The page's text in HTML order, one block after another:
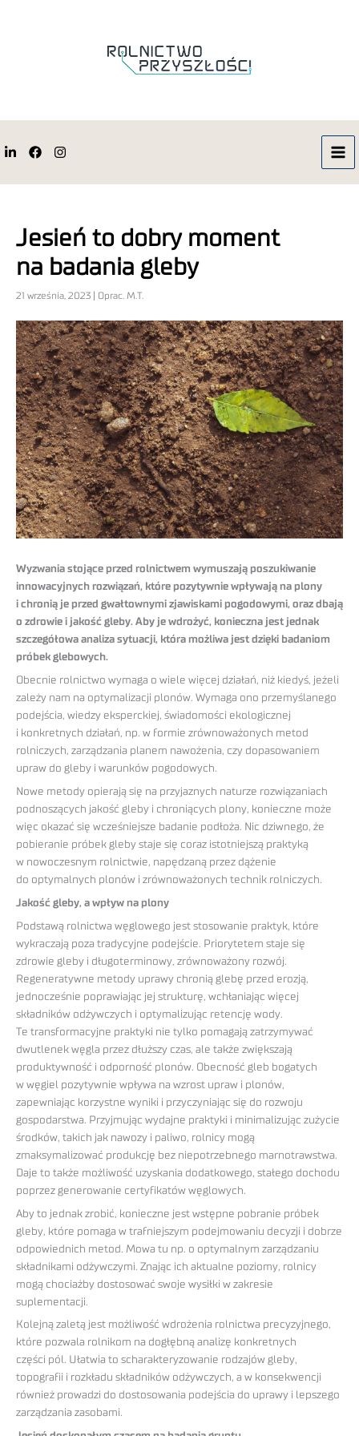
Jesień to dobry moment
na badania gleby
21 września, 2023 | Oprac. M.T.
Wyzwania stojące przed rolnictwem wymuszają poszukiwanie
innowacyjnych rozwiązań, które pozytywnie wpływają na plony
i chronią je przed gwałtownymi zjawiskami pogodowymi, oraz dbają
o zdrowie i jakość gleby. Aby je wdrożyć, konieczna jest jednak
szczegółowa analiza sytuacji, która możliwa jest dzięki badaniom
próbek glebowych.
Obecnie rolnictwo wymaga o wiele więcej działań, niż kiedyś, jeżeli
zależy nam na optymalizacji plonów. Wymaga ono przemyślanego
podejścia, wiedzy eksperckiej, świadomości ekologicznej
i konkretnych działań, np. w formie zrównoważonych metod
rolniczych, zarządzania planem nawożenia, czy dopasowaniem
upraw do gleby i warunków pogodowych.
Nowe metody opierają się na przyjaznych naturze rozwiązaniach
podnoszących jakość gleby i chroniących plony, konieczne może
więc okazać się wcześniejsze badanie podłoża. Nic dziwnego, że
pobieranie próbek gleby staje się coraz istotniejszą praktyką
w nowoczesnym rolnictwie, napędzaną przez dążenie
do optymalnych plonów i zrównoważonych technik rolniczych.
Jakość gleby, a wpływ na plony
Podstawą rolnictwa węglowego jest stosowanie praktyk, które
wykraczają poza tradycyjne podejście. Priorytetem staje się
zdrowie gleby i długoterminowy, zrównoważony rozwój.
Regeneratywne metody uprawy chronią glebę przed erozją,
jednocześnie poprawiając jej strukturę, wchłaniając więcej
składników odżywczych i optymalizując retencję wody.
Te transformacyjne praktyki nie tylko pomagają zatrzymywać
dwutlenek węgla przez dłuższy czas, ale także zwiększają
produktywność i odporność plonów. Obecność gleb bogatych
w węgiel pozytywnie wpływa na wzrost upraw i plonów,
zapewniając korzystne wyniki i przyczyniając się do rozwoju
gospodarstwa. Przyjmując wydajne praktyki i minimalizując zużycie
środków, takich jak nawozy i paliwo, rolnicy mogą
zmaksymalizować produkcję bez niepotrzebnego marnotrawstwa.
Daje to także możliwość uzyskania dodatkowego, stałego dochodu
poprzez generowanie certyfikatów węglowych.
Aby to jednak zrobić, konieczne jest wstępne pobranie próbek
gleby, które pomaga w trafniejszym podejmowaniu decyzji i dobrze
odpowiednich metod. Mowa tu np. o optymalnym zarządzaniu
składnikami odżywczymi. Znając ich aktualne poziomy, rolnicy
mogą chociażby dostosować swoje wysiłki w zakresie
suplementacji.
Kolejną zaletą jest możliwość wdrożenia rolnictwa precyzyjnego,
które pozwala rolnikom na dogłębną analizę konkretnych
części pól. Ułatwia to scharakteryzowanie rodzajów gleby,
topografii i rozkładu składników odżywczych, a w konsekwencji
również prowadzi do dostosowania podejścia do uprawy i lepszego
zarządzania zasobami.